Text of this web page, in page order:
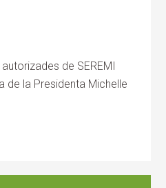
de SEREMI
de la Presidenta Michelle